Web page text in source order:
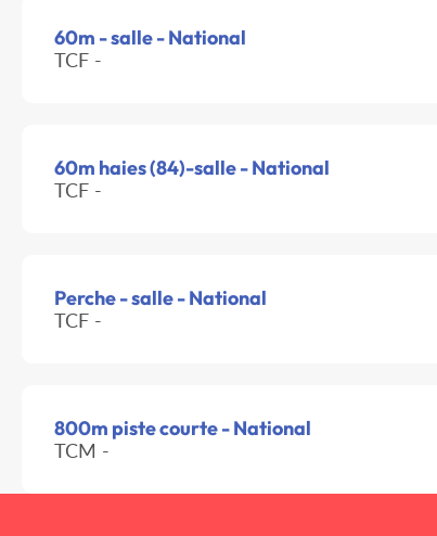
60m - salle - National
TCF -
60m haies (84)-salle - National
TCF -
Perche - salle - National
TCF -
800m piste courte - National
TCM -